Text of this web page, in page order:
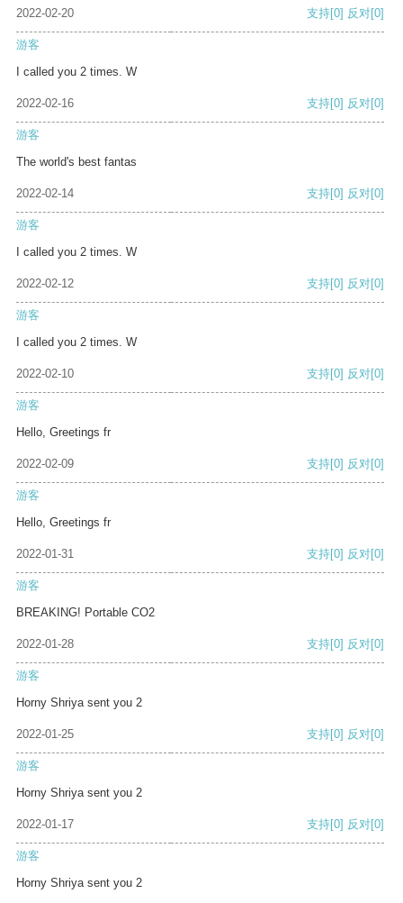
2022-02-20 支持[0] 反对[0]
游客
I called you 2 times. W
2022-02-16 支持[0] 反对[0]
游客
The world's best fantas
2022-02-14 支持[0] 反对[0]
游客
I called you 2 times. W
2022-02-12 支持[0] 反对[0]
游客
I called you 2 times. W
2022-02-10 支持[0] 反对[0]
游客
Hello, Greetings fr
2022-02-09 支持[0] 反对[0]
游客
Hello, Greetings fr
2022-01-31 支持[0] 反对[0]
游客
BREAKING! Portable CO2
2022-01-28 支持[0] 反对[0]
游客
Horny Shriya sent you 2
2022-01-25 支持[0] 反对[0]
游客
Horny Shriya sent you 2
2022-01-17 支持[0] 反对[0]
游客
Horny Shriya sent you 2